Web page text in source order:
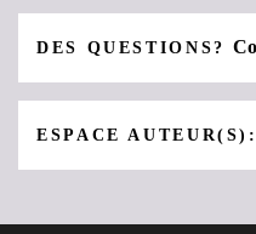
DES QUESTIONS?
ESPACE